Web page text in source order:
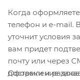
Когда
телефон и e-mail.
уточнит условия
вам придет
почту или через
доставки и
Оформление